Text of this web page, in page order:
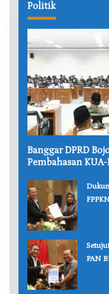
Politik
‎Banggar DPRD
Pembahasan KUA-
PAN